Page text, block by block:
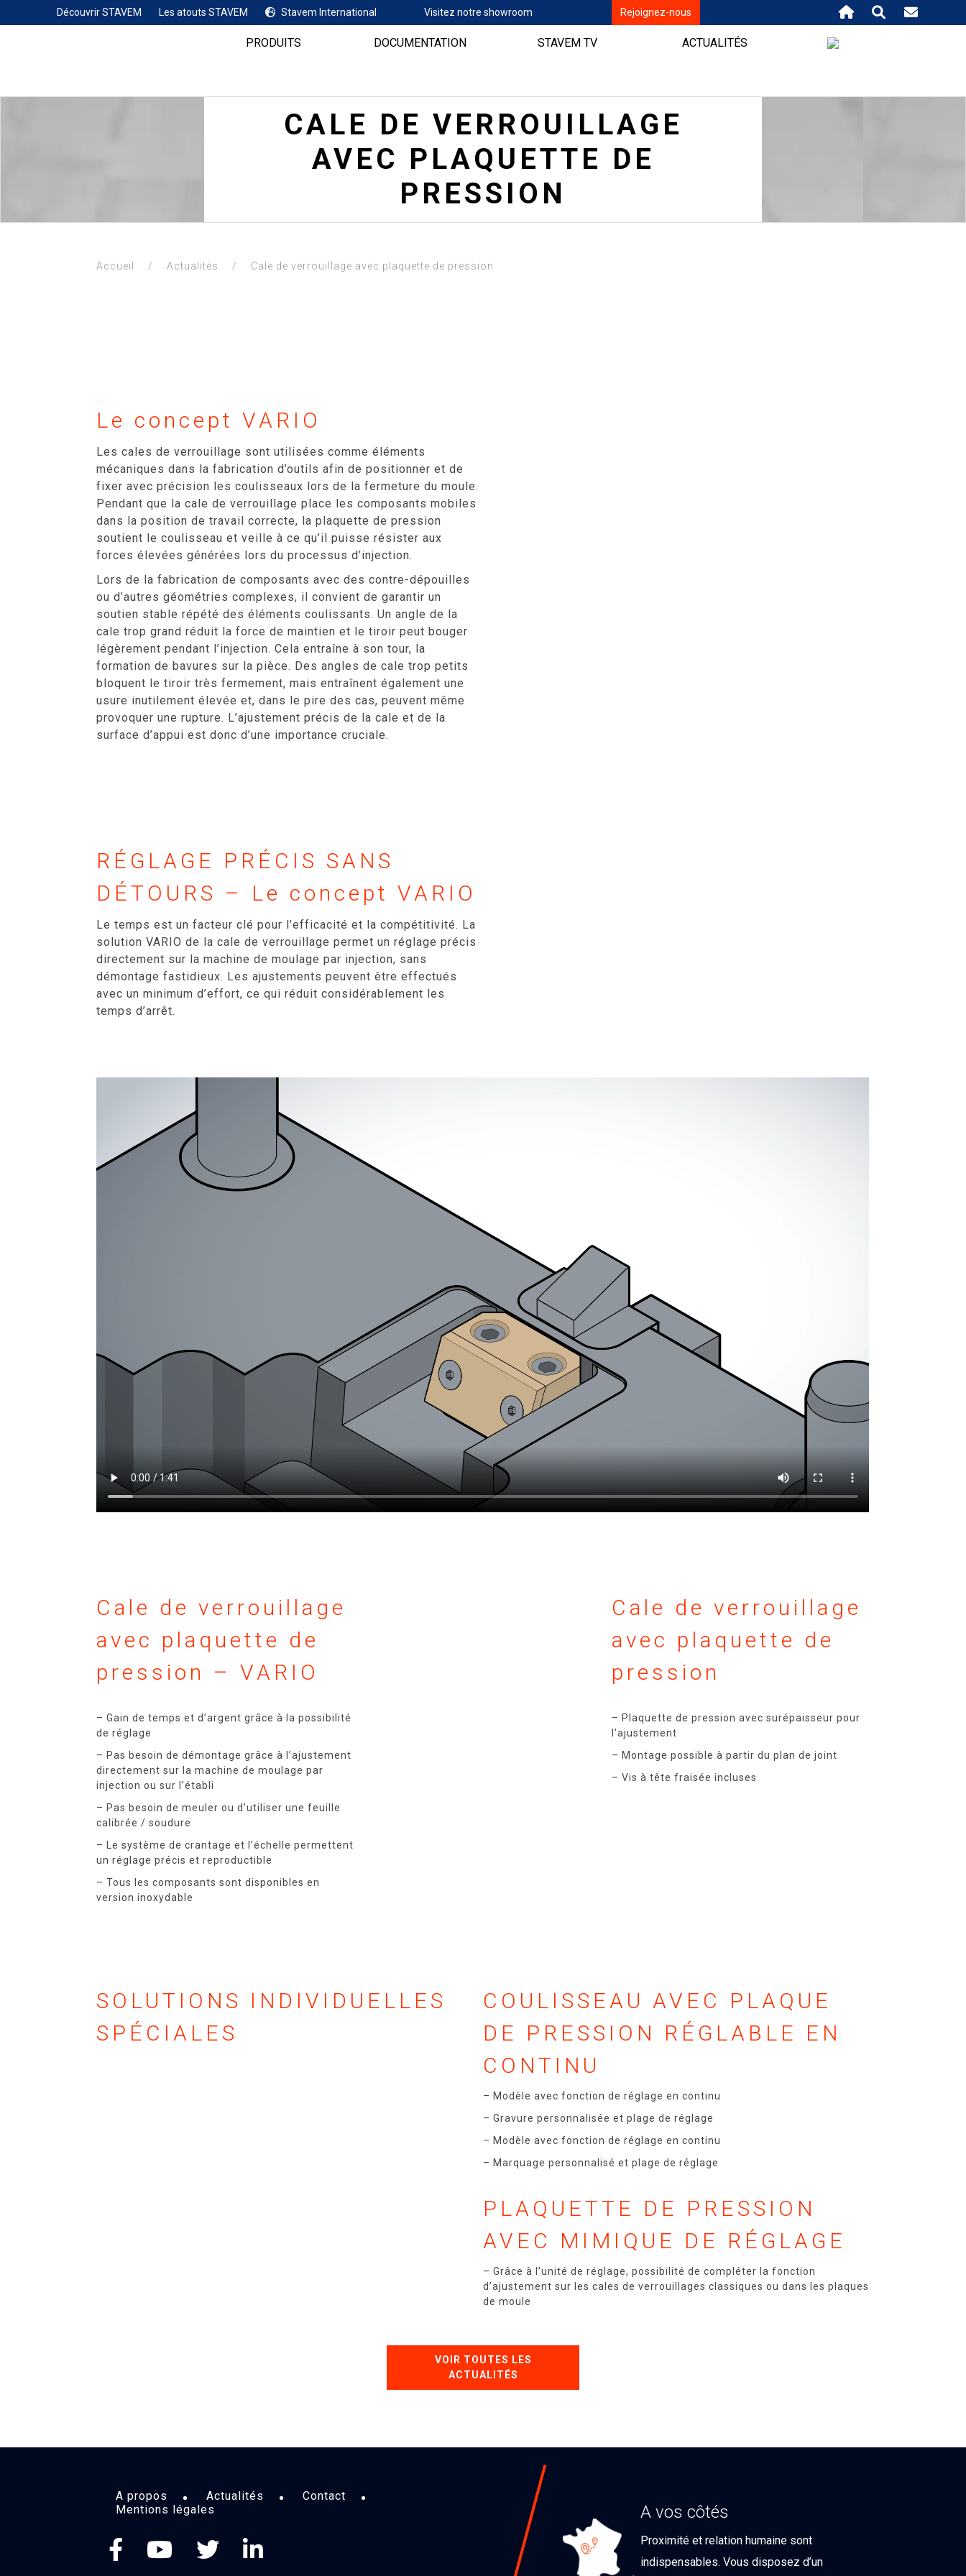
Découvrir STAVEM Les atouts STAVEM Stavem International Rejoignez-nous
Visitez notre showroom
PRODUITS DOCUMENTATION STAVEM TV ACTUALITÉS
CALE DE VERROUILLAGE
AVEC PLAQUETTE DE
PRESSION
Accueil / Actualités / Cale de verrouillage avec plaquette de pression
Le concept VARIO
Les cales de verrouillage sont utilisées comme éléments
mécaniques dans la fabrication d’outils afin de positionner et de
fixer avec précision les coulisseaux lors de la fermeture du moule.
Pendant que la cale de verrouillage place les composants mobiles
dans la position de travail correcte, la plaquette de pression
soutient le coulisseau et veille à ce qu’il puisse résister aux
forces élevées générées lors du processus d’injection.
Lors de la fabrication de composants avec des contre-dépouilles
ou d’autres géométries complexes, il convient de garantir un
soutien stable répété des éléments coulissants. Un angle de la
cale trop grand réduit la force de maintien et le tiroir peut bouger
légèrement pendant l’injection. Cela entraîne à son tour, la
formation de bavures sur la pièce. Des angles de cale trop petits
bloquent le tiroir très fermement, mais entraînent également une
usure inutilement élevée et, dans le pire des cas, peuvent même
provoquer une rupture. L’ajustement précis de la cale et de la
surface d’appui est donc d’une importance cruciale.
RÉGLAGE PRÉCIS SANS
DÉTOURS – Le concept VARIO
Le temps est un facteur clé pour l’efficacité et la compétitivité. La
solution VARIO de la cale de verrouillage permet un réglage précis
directement sur la machine de moulage par injection, sans
démontage fastidieux. Les ajustements peuvent être effectués
avec un minimum d’effort, ce qui réduit considérablement les
temps d’arrêt.
Cale de verrouillage
avec plaquette de
pression – VARIO
– Gain de temps et d’argent grâce à la possibilité
de réglage
– Pas besoin de démontage grâce à l’ajustement
directement sur la machine de moulage par
injection ou sur l’établi
– Pas besoin de meuler ou d’utiliser une feuille
calibrée / soudure
– Le système de crantage et l’échelle permettent
un réglage précis et reproductible
– Tous les composants sont disponibles en
version inoxydable
Cale de verrouillage
avec plaquette de
pression
– Plaquette de pression avec surépaisseur pour
l’ajustement
– Montage possible à partir du plan de joint
– Vis à tête fraisée incluses
SOLUTIONS INDIVIDUELLES
SPÉCIALES
COULISSEAU AVEC PLAQUE
DE PRESSION RÉGLABLE EN
CONTINU
– Modèle avec fonction de réglage en continu
– Gravure personnalisée et plage de réglage
– Modèle avec fonction de réglage en continu
– Marquage personnalisé et plage de réglage
PLAQUETTE DE PRESSION
AVEC MIMIQUE DE RÉGLAGE
– Grâce à l’unité de réglage, possibilité de compléter la fonction
d’ajustement sur les cales de verrouillages classiques ou dans les plaques
de moule
VOIR TOUTES LES
ACTUALITÉS
A propos Actualités
Contact
Mentions légales
A vos côtés
Proximité et relation humaine sont
indispensables. Vous disposez d’un